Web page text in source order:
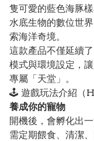
隻可愛的藍色海豚
水底生物的數位世
索海洋奇境。
這款產品不僅延續
模式與環境設定，
專屬「天堂」。
🕹️ 遊戲玩法介紹（
養成你的寵物
開機後，會孵化出一
需定期餵食、清潔